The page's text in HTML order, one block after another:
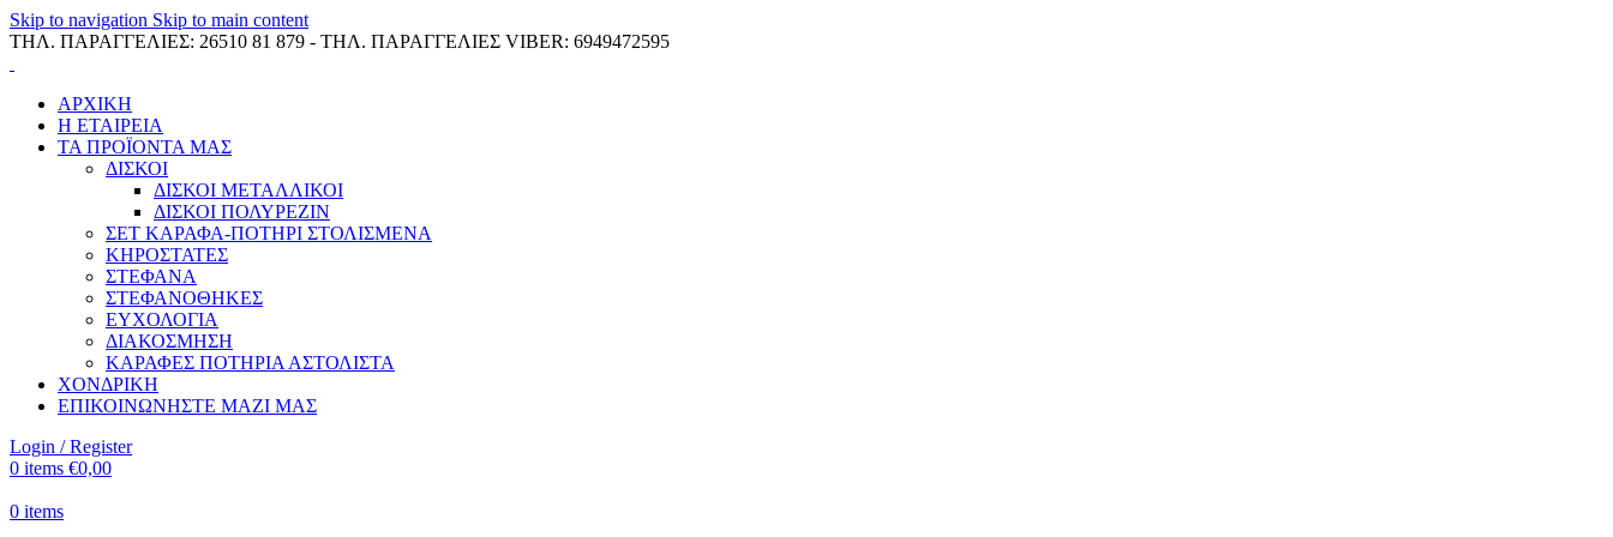
Skip to navigation Skip to main content
ΤΗΛ. ΠΑΡΑΓΓΕΛΙΕΣ: 26510 81 879 - ΤΗΛ. ΠΑΡΑΓΓΕΛΙΕΣ VIBER: 6949472595
ΑΡΧΙΚΗ
Η ΕΤΑΙΡΕΙΑ
ΤΑ ΠΡΟΪΟΝΤΑ ΜΑΣ
ΔΙΣΚΟΙ
ΔΙΣΚΟΙ ΜΕΤΑΛΛΙΚΟΙ
ΔΙΣΚΟΙ ΠΟΛΥΡΕΖΙΝ
ΣΕΤ ΚΑΡΑΦΑ-ΠΟΤΗΡΙ ΣΤΟΛΙΣΜΕΝΑ
ΚΗΡΟΣΤΑΤΕΣ
ΣΤΕΦΑΝΑ
ΣΤΕΦΑΝΟΘΗΚΕΣ
ΕΥΧΟΛΟΓΙΑ
ΔΙΑΚΟΣΜΗΣΗ
ΚΑΡΑΦΕΣ ΠΟΤΗΡΙΑ ΑΣΤΟΛΙΣΤΑ
ΧΟΝΔΡΙΚΗ
ΕΠΙΚΟΙΝΩΝΗΣΤΕ ΜΑΖΙ ΜΑΣ
Login / Register
0 items €0,00
0 items